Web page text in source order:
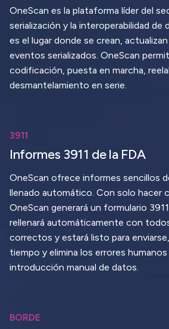
OneScan es la plataforma líder del
serialización y la interoperabilidad de
es el lugar donde se crean,
eventos serializados. OneScan
codificación, puesta en marcha,
desmantelamiento en serie.
3911
Informes 3911 de la FDA
OneScan ofrece informes sencillos
llenado automático. Con solo hacer
OneScan generará un formulario
rellenará automáticamente con
correctos y estará listo para
tiempo y elimina los errores
introducción manual de datos.
BORDE